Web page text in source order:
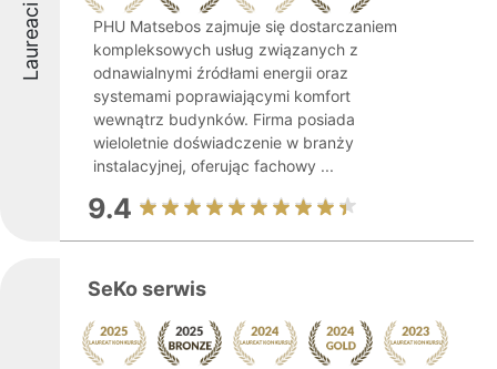
Laureaci
PHU Matsebos zajmuje się dostarczaniem
kompleksowych usług związanych z
odnawialnymi źródłami energii oraz
systemami poprawiającymi komfort
wewnątrz budynków. Firma posiada
wieloletnie doświadczenie w branży
instalacyjnej, oferując fachowy ...
9.4
SeKo serwis